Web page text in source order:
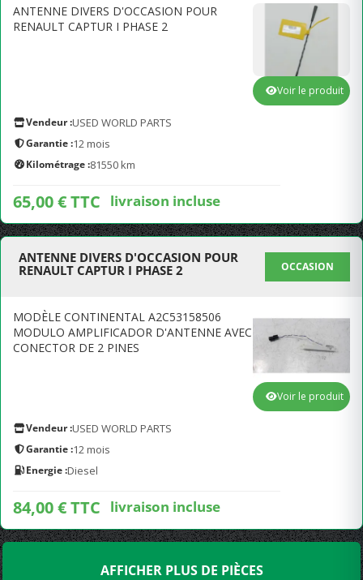
ANTENNE DIVERS D'OCCASION POUR
RENAULT CAPTUR I PHASE 2
Vendeur :USED WORLD PARTS
Garantie :12 mois
Kilométrage :81550 km
65,00 € TTC livraison incluse
Voir le produit
ANTENNE DIVERS D'OCCASION POUR
RENAULT CAPTUR I PHASE 2
OCCASION
MODÈLE CONTINENTAL A2C53158506
MODULO AMPLIFICADOR D'ANTENNE AVEC
CONECTOR DE 2 PINES
Vendeur :USED WORLD PARTS
Garantie :12 mois
Energie :Diesel
84,00 € TTC livraison incluse
Voir le produit
AFFICHER PLUS DE PIÈCES